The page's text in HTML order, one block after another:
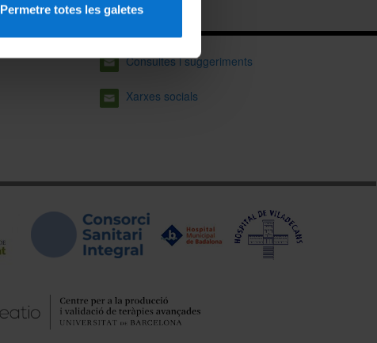
Permetre totes les galetes
Consultes i suggeriments
Xarxes socials